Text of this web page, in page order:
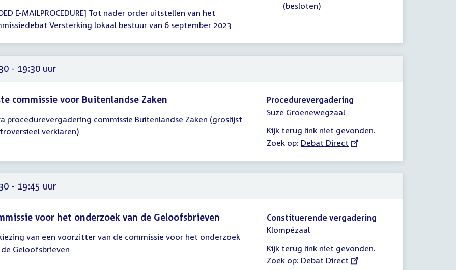
E-MAILPROCEDURE] Tot nader order uitstellen van het
Versterking lokaal bestuur van 6 september 2023
(besloten)
- 19:30 uur
commissie voor Buitenlandse Zaken
procedurevergadering commissie Buitenlandse Zaken (groslijst
verklaren)
Procedurevergadering
Suze Groenewegzaal
Kijk terug link niet gevonden.
Zoek op: External
Debat Direct
- 19:45 uur
voor het onderzoek van de Geloofsbrieven
van een voorzitter van de commissie voor het onderzoek
Geloofsbrieven
Constituerende vergadering
Klompézaal
Kijk terug link niet gevonden.
Zoek op: External
Debat Direct